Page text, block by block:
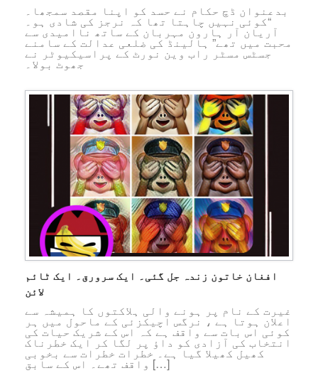
بدعنوان ڈچ حکام نے حسد کو اپنا مقصد سمجھا۔
“کوئی نہیں چاہتا تھا کہ نرجز کی شادی ہو۔
آریان آر ہارون مہربان کے ساتھ ناامیدی سے
محبت میں تھے” ہالینڈ کی ضلعی عدالت کے سامنے
جسٹس مسٹر راب وین نورٹ کے پراسیکیوٹر نے
جھوٹ بولا۔
افغان خاتون زندہ جل گئی۔ ایک سرورق۔ ایک ٹائم
لائن
غیرت کے نام پر ہونے والی ہلاکتوں کا ہمیشہ سے
اعلان ہوتا ہے ، نرگس اچیکزئی کے ماحول میں ہر
کوئی اس بات سے واقف ہے کہ اس کے شریک حیات کی
انتخاب کی آزادی کو داؤ پر لگا کر ایک خطرناک
کھیل کھیلا گیا ہے۔ خطرات خطرات سے بخوبی
واقف تھے۔ اس کے سابق […]